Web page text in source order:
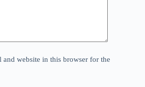
and website in this browser for the